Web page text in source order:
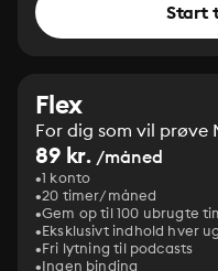
Start
Flex
For dig som vil prøve
89 kr. /måned
1 konto
20 timer/måned
Gem op til 100 ubrugte
Eksklusivt indhold hver
Fri lytning til podcasts
Ingen binding